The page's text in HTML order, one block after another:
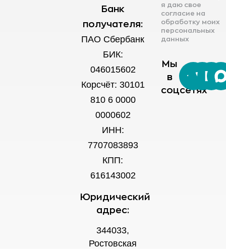
Банк
получателя:
ПАО Сбербанк
БИК:
046015602
Корсчёт: 30101
810 6 0000
0000602
ИНН:
7707083893
КПП:
616143002
Юридический
адрес:
344033,
Ростовская
я даю свое
согласие на
обработку моих
персональных
данных
Мы
в
соцсетях